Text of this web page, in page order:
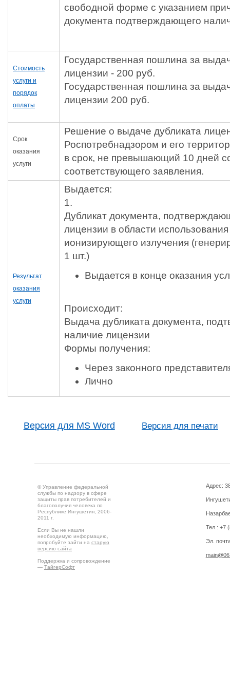
свободной форме с указанием
документа подтверждающего
Стоимость
услуги и
порядок
оплаты
Государственная пошлина за
лицензии - 200 руб.
Государственная пошлина за
лицензии 200 руб.
Cрок
оказания
услуги
Решение о выдаче дубликата
Роспотребнадзором и его
в срок, не превышающий 10 дней
соответствующего заявления.
Результат
оказания
услуги
Выдается:
1.
Дубликат документа,
лицензии в области
ионизирующего излучения
1 шт.)
Выдается в конце оказания
Происходит:
Выдача дубликата документа,
наличие лицензии
Формы получения:
Через законного
Лично
Версия для MS Word Версия для печати
© Управление федеральной
службы по надзору в сфере
защиты прав потребителей и
благополучия человека по
Республике Ингушетия, 2006-
2011 г.
Если Вы не нашли
необходимую информацию,
попробуйте зайти на старую
версию сайта
Поддержка и сопровождение
— ТайгерСофт
Адрес:
Тел.: +7
Эл.